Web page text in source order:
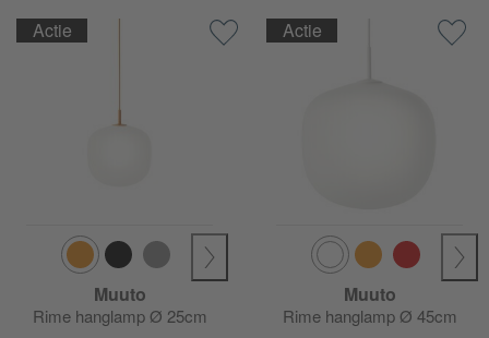
Actie
Muuto
Rime hanglamp Ø 25cm
Actie
Muuto
Rime hanglamp Ø 45cm